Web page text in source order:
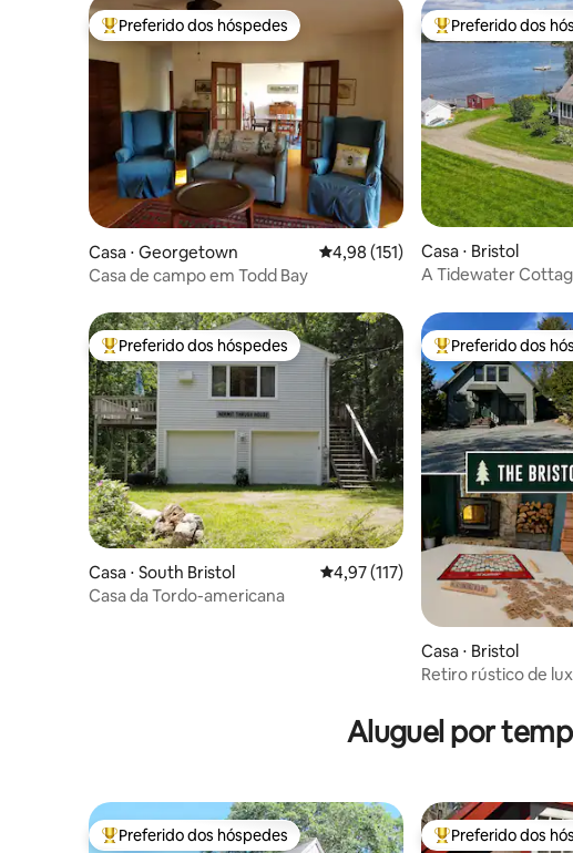
Entre os melhores preferidos dos hóspedes
Preferido dos hóspedes
Casa ⋅ Georgetown 4,98 de uma avaliação média de
4,98 (151)
Casa de campo em Todd Bay
Entre os melhores
Preferido dos
Casa ⋅ Bristol
A Tidewater
Entre os melhores preferidos dos hóspedes
Preferido dos hóspedes
Casa ⋅ South Bristol 4,97 de uma avaliação média de
4,97 (117)
Casa da Tordo-americana
Entre os melhores
Preferido dos
Casa ⋅ Bristol
Retiro rústico de
Aluguel por
Entre os melhores preferidos dos hóspedes
Preferido dos hóspedes Entre os melhores
Preferido dos